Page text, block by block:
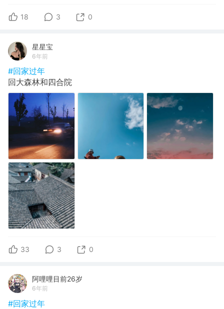
18 3 0
星星宝
6年前
#回家过年
回大森林和四合院
33 3 0
阿哩哩目前26岁
6年前
#回家过年